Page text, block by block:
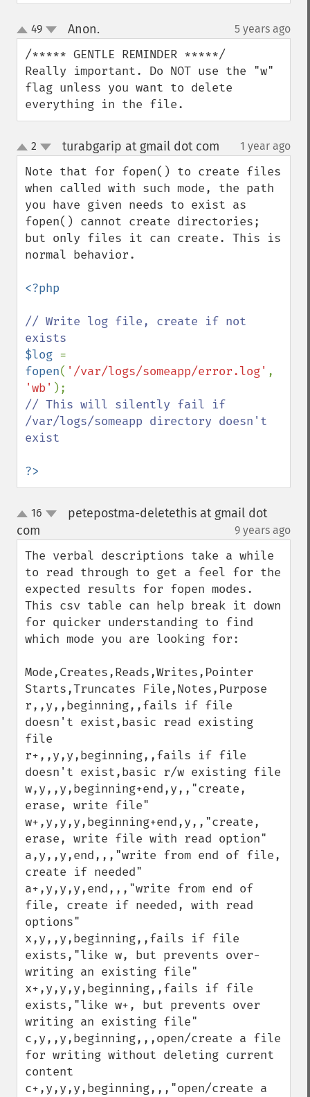
up
down
49 Anon. 5 years ago
/***** GENTLE REMINDER *****/
Really important. Do NOT use the "w"
flag unless you want to delete
everything in the file.
up
down
2 turabgarip at gmail dot com 1 year ago
Note that for fopen() to create files
when called with such mode, the path
you have given needs to exist as
fopen() cannot create directories;
but only files it can create. This is
normal behavior.
<?php
// Write log file, create if not
$log
fopen( '/var/logs/someapp/error.log'
'wb'
// This will silently fail if
/var/logs/someapp directory doesn't
exist
?>
up16
petepostma-deletethis at gmail dot
com
9 years ago
The verbal descriptions take a while
to read through to get a feel for the
expected results for fopen modes.
This csv table can help break it down
for quicker understanding to find
which mode you are looking for:
Mode,Creates,Reads,Writes,Pointer
Starts,Truncates File,Notes,Purpose
r,,y,,beginning,,fails if file
doesn't exist,basic read existing
file
r+,,y,y,beginning,,fails if file
doesn't exist,basic r/w existing file
w,y,,y,beginning+end,y,,"create,
erase, write file"
w+,y,y,y,beginning+end,y,,"create,
erase, write file with read option"
a,y,,y,end,,,"write from end of file,
create if needed"
a+,y,y,y,end,,,"write from end of
file, create if needed, with read
options"
x,y,,y,beginning,,fails if file
exists,"like w, but prevents over-
writing an existing file"
x+,y,y,y,beginning,,fails if file
exists,"like w+, but prevents over
writing an existing file"
c,y,,y,beginning,,,open/create a file
for writing without deleting current
content
c+,y,y,y,beginning,,,"open/create a